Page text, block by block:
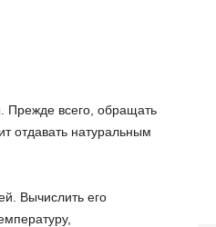
Прежде всего, обращать
отдавать натуральным
Вычислить его